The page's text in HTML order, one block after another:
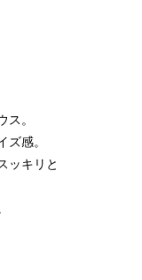
ス。
感。
ッキリと